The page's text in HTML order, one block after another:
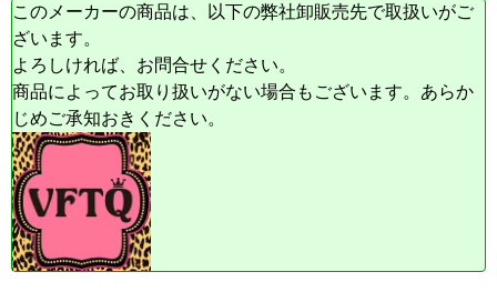
このメーカーの商品は、以下の弊社卸販売先で取扱いがご
ざいます。
よろしければ、お問合せください。
商品によってお取り扱いがない場合もございます。あらか
じめご承知おきください。